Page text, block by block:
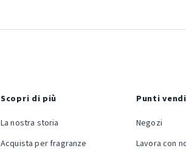
Scopri di più
La nostra storia
Acquista per fragranze
Punti
Negozi
Lavora con